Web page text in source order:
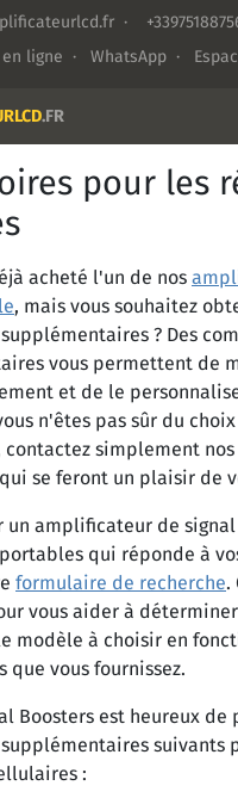
·
ligne · WhatsApp ·
.FR
pour les
acheté l'un de nos
, mais vous souhaitez
? Des
vous permettent de
et de le
n'êtes pas sûr du
contactez simplement nos
qui se feront un plaisir de
un amplificateur de
qui réponde à
formulaire de recherche.
vous aider à
modèle à choisir en
que vous fournissez.
Boosters est heureux de
suivants
: